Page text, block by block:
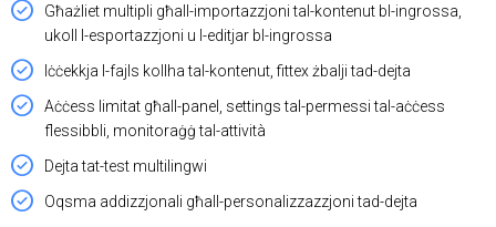
Għażliet multipli għall-importazzjoni tal-kontenut bl-ingrossa,
ukoll l-esportazzjoni u l-editjar bl-ingrossa
Iċċekkja l-fajls kollha tal-kontenut, fittex żbalji tad-dejta
Aċċess limitat għall-panel, settings tal-permessi tal-aċċess
flessibbli, monitoraġġ tal-attività
Dejta tat-test multilingwi
Oqsma addizzjonali għall-personalizzazzjoni tad-dejta